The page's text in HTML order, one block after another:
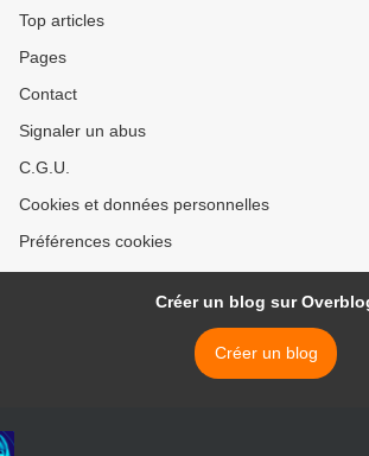
Top articles
Pages
Contact
Signaler un abus
C.G.U.
Cookies et données personnelles
Préférences cookies
Créer un blog sur
Créer un blog